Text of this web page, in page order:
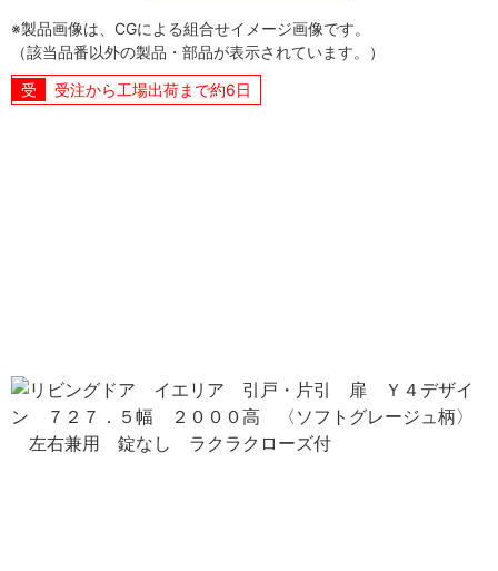
※製品画像は、CGによる組合せイメージ画像です。
（該当品番以外の製品・部品が表示されています。）
受注から工場出荷まで約6日